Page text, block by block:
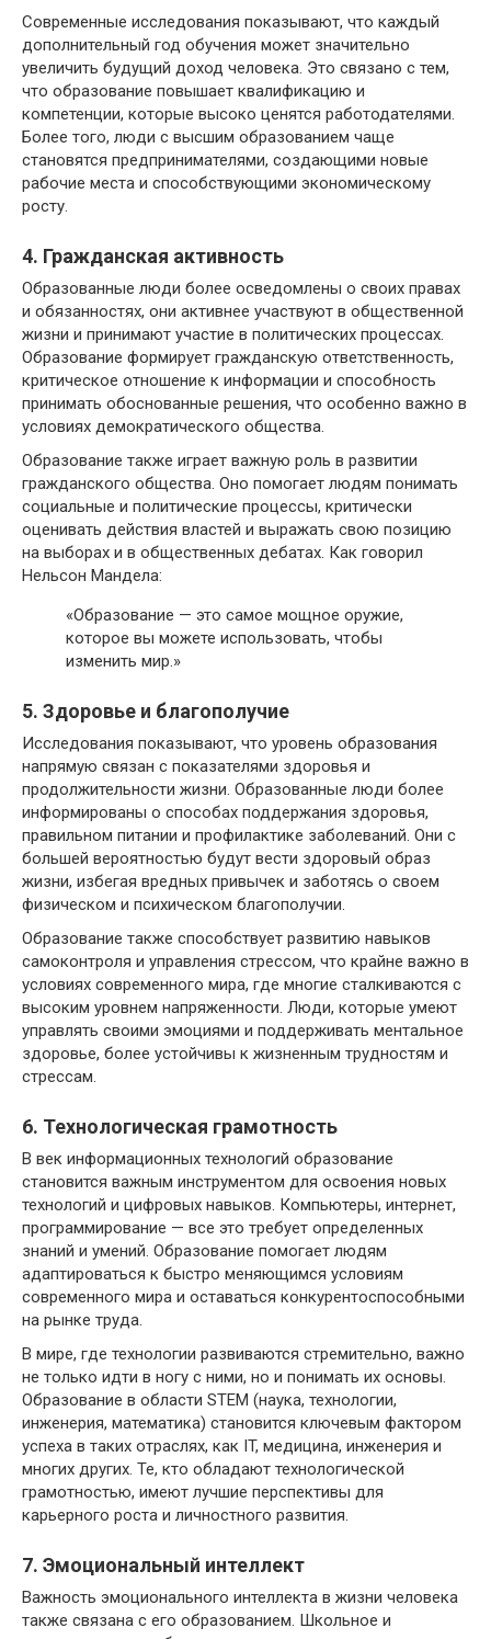
Современные исследования показывают, что каждый
дополнительный год обучения может значительно
увеличить будущий доход человека. Это связано с тем,
что образование повышает квалификацию и
компетенции, которые высоко ценятся работодателями.
Более того, люди с высшим образованием чаще
становятся предпринимателями, создающими новые
рабочие места и способствующими экономическому
росту.
4. Гражданская активность
Образованные люди более осведомлены о своих правах
и обязанностях, они активнее участвуют в общественной
жизни и принимают участие в политических процессах.
Образование формирует гражданскую ответственность,
критическое отношение к информации и способность
принимать обоснованные решения, что особенно важно в
условиях демократического общества.
Образование также играет важную роль в развитии
гражданского общества. Оно помогает людям понимать
социальные и политические процессы, критически
оценивать действия властей и выражать свою позицию
на выборах и в общественных дебатах. Как говорил
Нельсон Мандела:
«Образование — это самое мощное оружие,
которое вы можете использовать, чтобы
изменить мир.»
5. Здоровье и благополучие
Исследования показывают, что уровень образования
напрямую связан с показателями здоровья и
продолжительности жизни. Образованные люди более
информированы о способах поддержания здоровья,
правильном питании и профилактике заболеваний. Они с
большей вероятностью будут вести здоровый образ
жизни, избегая вредных привычек и заботясь о своем
физическом и психическом благополучии.
Образование также способствует развитию навыков
самоконтроля и управления стрессом, что крайне важно в
условиях современного мира, где многие сталкиваются с
высоким уровнем напряженности. Люди, которые умеют
управлять своими эмоциями и поддерживать ментальное
здоровье, более устойчивы к жизненным трудностям и
стрессам.
6. Технологическая грамотность
В век информационных технологий образование
становится важным инструментом для освоения новых
технологий и цифровых навыков. Компьютеры, интернет,
программирование — все это требует определенных
знаний и умений. Образование помогает людям
адаптироваться к быстро меняющимся условиям
современного мира и оставаться конкурентоспособными
на рынке труда.
В мире, где технологии развиваются стремительно, важно
не только идти в ногу с ними, но и понимать их основы.
Образование в области STEM (наука, технологии,
инженерия, математика) становится ключевым фактором
успеха в таких отраслях, как IT, медицина, инженерия и
многих других. Те, кто обладают технологической
грамотностью, имеют лучшие перспективы для
карьерного роста и личностного развития.
7. Эмоциональный интеллект
Важность эмоционального интеллекта в жизни человека
также связана с его образованием. Школьное и